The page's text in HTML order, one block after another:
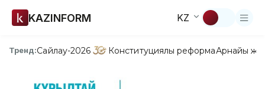
KAZINFORM KZ
Тренд:Сайлау-2026 Конституциялық реформаАрнайы